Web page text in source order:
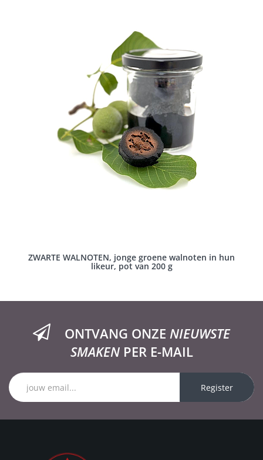
ZWARTE WALNOTEN, jonge groene walnoten in hun
likeur, pot van 200 g
ONTVANG ONZE NIEUWSTE
SMAKENPER E-MAIL
Register